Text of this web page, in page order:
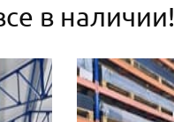
в наличии!